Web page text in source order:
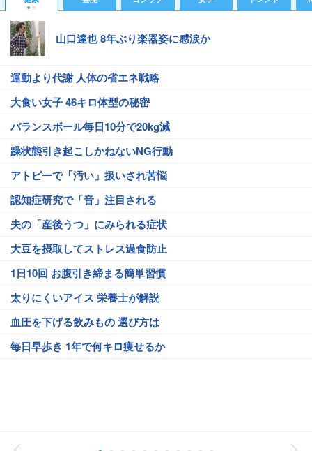
山口達也 8年ぶり楽器姿に感涙か
運動より代謝 人体の省エネ戦略
大食い女子 46キロ体型の秘密
バランスボール毎日10分で20kg減
躁状態引き起こしかねないNG行動
アトピーで「汚い」扱いされ苦悩
認知症研究で「音」注目される
夫の「産後うつ」にみられる症状
大豆を摂取してストレス過食防止
1日10回 お腹引き締まる簡単習慣
太りにくいアイス 栄養士が解説
血圧を下げる飲みもの 選び方は
毎日早歩き 1年で何キロ痩せるか